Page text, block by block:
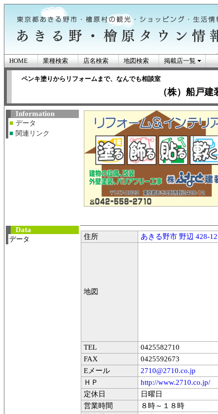
あきる野市・檜
ン情報
HOME 業種検索 店名検索 地図検索 掲載店一覧
ペンキ塗りからリフォームまで、なんでも相談室
（株）船戸建
Information
■ データ
■ 関連リンク
Data
データ 住所 あきる野市 野辺 428-12
地図
TEL
0425582710
FAX
0425592673
Eメール
2710@2710.co.jp
ＨＰ
http://www.2710.co.jp/
定休日
日曜日
営業時間
８時～１８時